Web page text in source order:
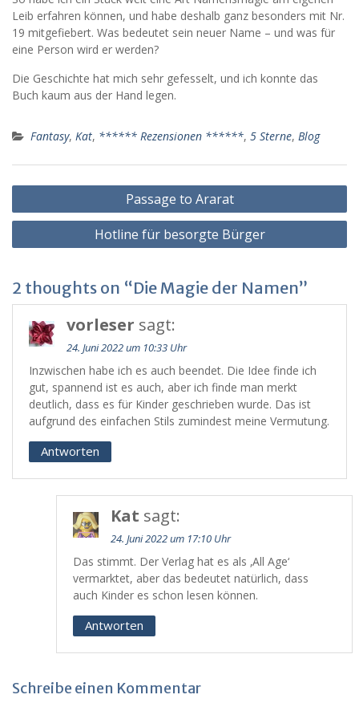
Leib erfahren können, und habe deshalb ganz besonders mit Nr.
19 mitgefiebert. Was bedeutet sein neuer Name – und was für
eine Person wird er werden?
Die Geschichte hat mich sehr gefesselt, und ich konnte das
Buch kaum aus der Hand legen.
Fantasy, Kat, ****** Rezensionen ******, 5 Sterne, Blog
Beitragsnavigation
Passage to Ararat
Hotline für besorgte Bürger
2 thoughts on “Die Magie der Namen”
vorleser sagt:
24. Juni 2022 um 10:33 Uhr
Inzwischen habe ich es auch beendet. Die Idee finde ich
gut, spannend ist es auch, aber ich finde man merkt
deutlich, dass es für Kinder geschrieben wurde. Das ist
aufgrund des einfachen Stils zumindest meine Vermutung.
Antworten
Kat sagt:
24. Juni 2022 um 17:10 Uhr
Das stimmt. Der Verlag hat es als ‚All Age‘
vermarktet, aber das bedeutet natürlich, dass
auch Kinder es schon lesen können.
Antworten
Schreibe einen Kommentar